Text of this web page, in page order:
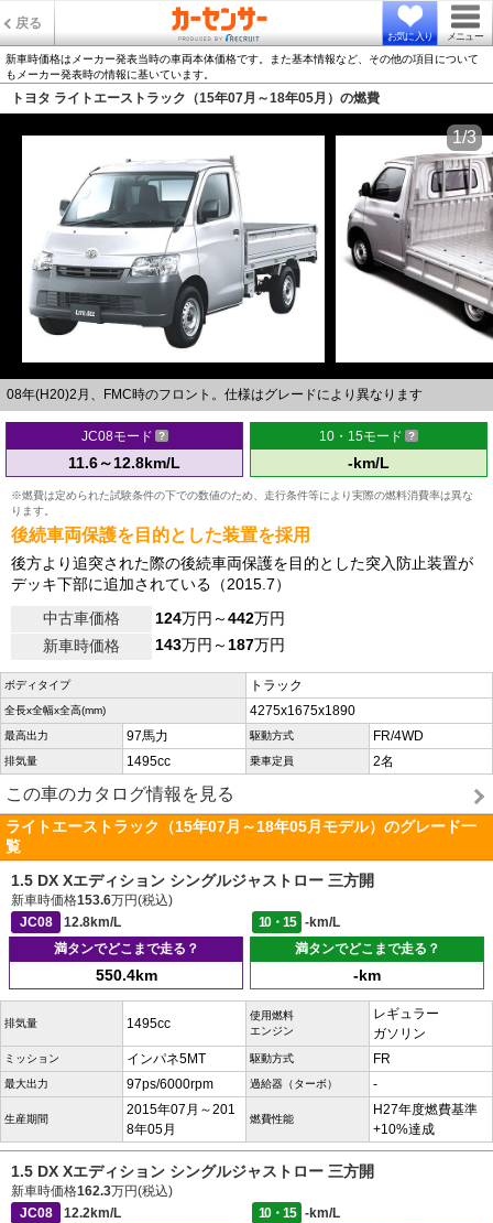
戻る
お気に入り メニュー
新車時価格はメーカー発表当時の車両本体価格です。また基本情報など、その他の項目について
もメーカー発表時の情報に基いています。
トヨタ ライトエーストラック（15年07月～18年05月）の燃費
08年(H20)2月、FMC時のフロント。仕様はグレードにより異なります
1/3
JC08モード
11.6～12.8km/L
10・15モード
-km/L
※燃費は定められた試験条件の下での数値のため、走行条件等により実際の燃料消費率は異な
ります。
後続車両保護を目的とした装置を採用
後方より追突された際の後続車両保護を目的とした突入防止装置が
デッキ下部に追加されている（2015.7）
中古車価格
124万円～442万円
新車時価格
143万円～187万円
ボディタイプ トラック
全長x全幅x全高(mm) 4275x1675x1890
最高出力 97馬力 駆動方式 FR/4WD
排気量 1495cc 乗車定員 2名
この車のカタログ情報を見る
ライトエーストラック（15年07月～18年05月モデル）のグレード一
覧
1.5 DX Xエディション シングルジャストロー 三方開
新車時価格153.6万円(税込)
JC08
12.8km/L 10・15
-km/L
満タンでどこまで走る？
550.4km
満タンでどこまで走る？
-km
排気量 1495cc
使用燃料
エンジン
レギュラー
ガソリン
ミッション インパネ5MT 駆動方式 FR
最大出力 97ps/6000rpm 過給器（ターボ） -
生産期間
2015年07月～201
8年05月
燃費性能
H27年度燃費基準
+10%達成
1.5 DX Xエディション シングルジャストロー 三方開
新車時価格162.3万円(税込)
JC08
12.2km/L 10・15
-km/L